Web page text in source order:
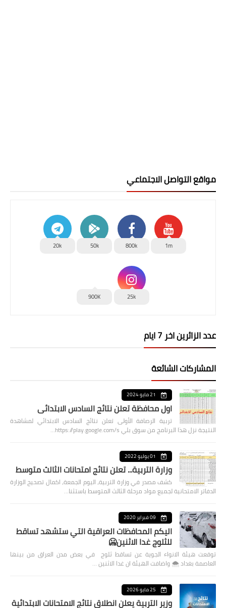
مواقع التواصل الاجتماعي
1m
800k
50k
20k
25k
900K
عدد الزائرين اخر 7 ايام
المشاركات الشائعة
21 مايو 2024
اول محافظة تعلن نتائج السادس الابتدائي
تربية الرصافة الأولى تعلن نتائج السادس الابتدائي لمشاهدة
النتيجة نزل هذا البرنامج من سوق بلي https://play.google.com/s…
01 يوليو 2022
وزارة التربية... تعلن نتائج امتحانات الثالث متوسط
كشف مصدر في وزارة التربية، اليوم الجمعة، اكمال تصحيح الوزارة
الدفاتر الامتحانية لجميع مواد مرحلة الثالث المتوسط باستثنا…
09 فبراير 2020
اليكم المحافظات العراقية التي ستشهد تساقط
للثلوج غدا الاثنين🥶
توقعت هيئة الانواء الجوية عن تساقط ثلوج في بعض مدن العراق من بينها
العاصمة بغداد ⁦🌨️⁩ واضافت الهيئة ان غدا الاثنين …
25 مايو 2026
وزير التربية يعلن انطلاق نتائج الامتحانات الابتدائية